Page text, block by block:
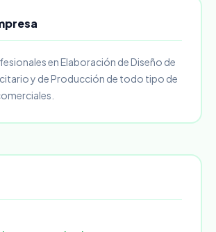
en Elaboración de Diseño de
y de Producción de todo tipo de